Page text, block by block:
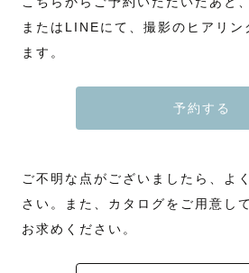
またはLINEにて、撮影のヒアリン
ます。
予約する
ご不明な点がございましたら、よ
さい。また、カタログをご用意し
お求めください。